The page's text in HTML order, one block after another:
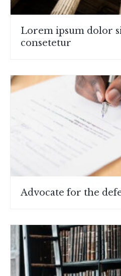
Lorem ipsum dolor
consetetur
Advocate for the